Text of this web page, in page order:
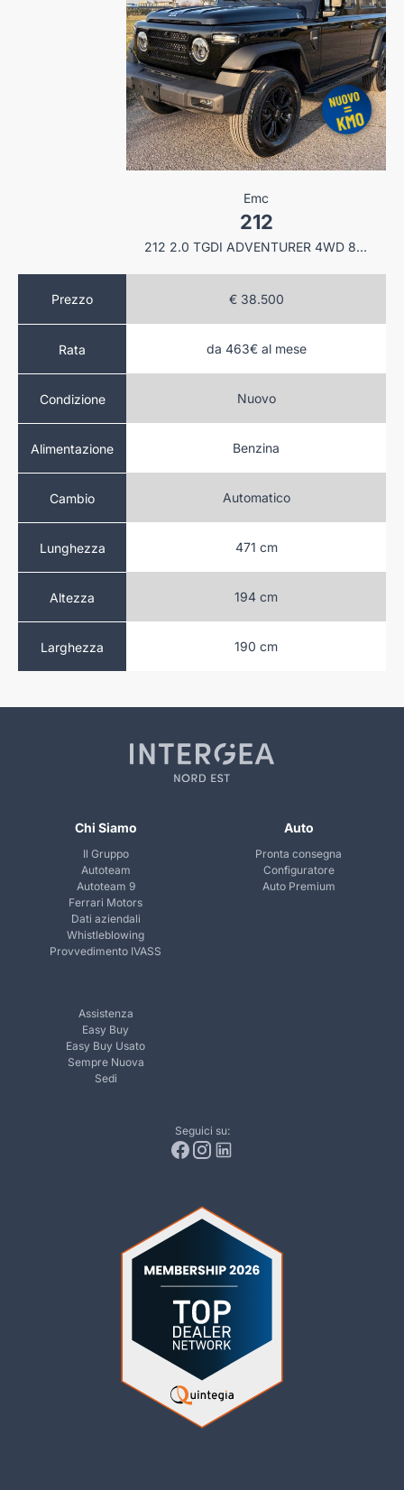
Prezzo
Rata
Condizione
Alimentazione
Cambio
Lunghezza
Altezza
Larghezza
Emc
212
212 2.0 TGDI ADVENTURER 4WD 8AT
€ 38.500
da 463€ al mese
Nuovo
Benzina
Automatico
471 cm
194 cm
190 cm
Chi Siamo
Il Gruppo
Autoteam
Autoteam 9
Ferrari Motors
Dati aziendali
Whistleblowing
Provvedimento IVASS
Auto
Pronta consegna
Configuratore
Auto Premium
Assistenza
Easy Buy
Easy Buy Usato
Sempre Nuova
Sedi
Seguici su: